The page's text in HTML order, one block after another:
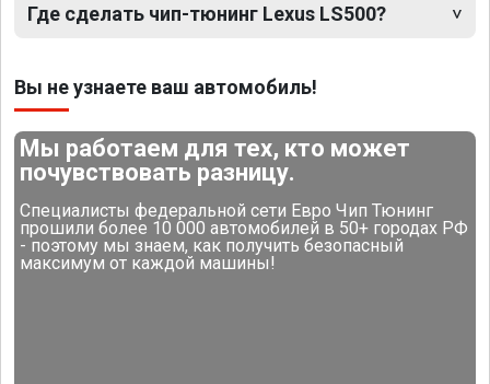
Где сделать чип-тюнинг Lexus LS500?
Вы не узнаете ваш автомобиль!
Мы работаем для тех, кто может
почувствовать разницу.
Специалисты федеральной сети Евро Чип Тюнинг
прошили более 10 000 автомобилей в 50+ городах РФ
- поэтому мы знаем, как получить безопасный
максимум от каждой машины!